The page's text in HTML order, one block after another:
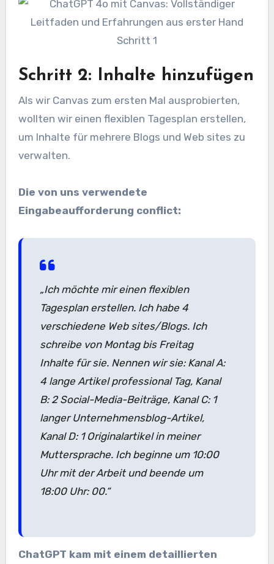
Schritt 1
Schritt 2: Inhalte hinzufügen
Als wir Canvas zum ersten Mal ausprobierten,
wollten wir einen flexiblen Tagesplan erstellen,
um Inhalte für mehrere Blogs und Web sites zu
verwalten.
Die von uns verwendete
Eingabeaufforderung conflict:
„Ich möchte mir einen flexiblen
Tagesplan erstellen. Ich habe 4
verschiedene Web sites/Blogs. Ich
schreibe von Montag bis Freitag
Inhalte für sie. Nennen wir sie: Kanal A:
4 lange Artikel professional Tag, Kanal
B: 2 Social-Media-Beiträge, Kanal C: 1
langer Unternehmensblog-Artikel,
Kanal D: 1 Originalartikel in meiner
Muttersprache. Ich beginne um 10:00
Uhr mit der Arbeit und beende um
18:00 Uhr: 00.“
ChatGPT kam mit einem detaillierten